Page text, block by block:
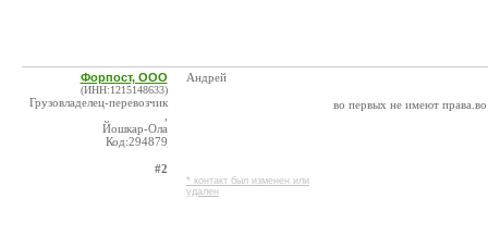
Форпост, ООО
(ИНН:1215148633)
Грузовладелец-перевозчик
Йошкар-Ола
Код:294879
#2
Андрей
* контакт был изменен или
удален
во первых не имеют